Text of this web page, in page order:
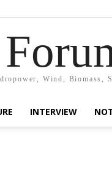
Wind, Biomass,
INTERVIEW